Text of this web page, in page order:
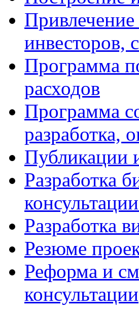
инвесторов,
Программа
расходов
Программа
разработка,
Публикации
Разработка
Разработка
Резюме
Реформа и
консультации